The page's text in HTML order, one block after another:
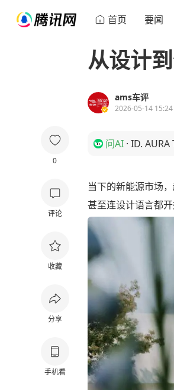
首页 要闻
0
评论
收藏
分享
手机看
从设计
ams车评
2026-05-14 15:24
问AI · ID. AURA
当下的新能源市场
甚至连设计语言都开